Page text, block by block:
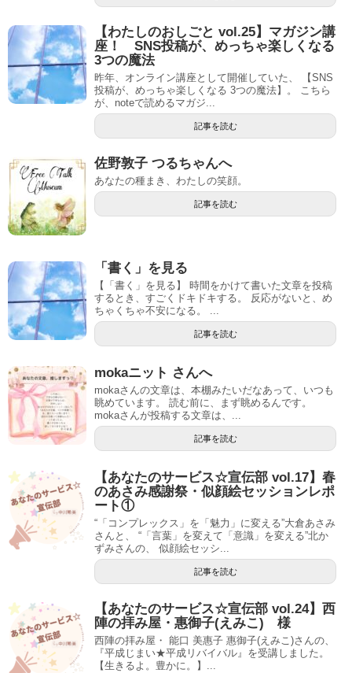
【わたしのおしごと vol.25】マガジン講
座！ SNS投稿が、めっちゃ楽しくなる
3つの魔法
昨年、オンライン講座として開催していた、 【SNS
投稿が、めっちゃ楽しくなる 3つの魔法】。 こちら
が、noteで読めるマガジ...
記事を読む
佐野敦子 つるちゃんへ
あなたの種まき、わたしの笑顔。
記事を読む
「書く」を見る
【「書く」を見る】 時間をかけて書いた文章を投稿
するとき、すごくドキドキする。 反応がないと、め
ちゃくちゃ不安になる。 ...
記事を読む
mokaニット さんへ
mokaさんの文章は、本棚みたいだなあって、いつも
眺めています。 読む前に、まず眺めるんです。
mokaさんが投稿する文章は、...
記事を読む
【あなたのサービス☆宣伝部 vol.17】春
のあさみ感謝祭・似顔絵セッションレポ
ート①
“「コンプレックス」を「魅力」に変える”大倉あさみ
さんと、 “「言葉」を変えて「意識」を変える”北か
ずみさんの、 似顔絵セッシ...
記事を読む
【あなたのサービス☆宣伝部 vol.24】西
陣の拝み屋・惠御子(えみこ) 様
西陣の拝み屋・ 能口 美惠子 惠御子(えみこ)さんの、
『平成じまい★平成リバイバル』を受講しました。
【生きるよ。豊かに。】...